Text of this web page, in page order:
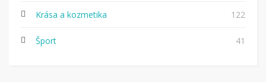
Krása a kozmetika 122
Šport 41